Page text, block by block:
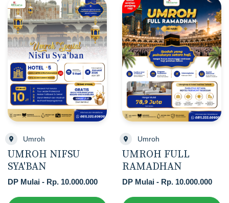
Umroh
UMROH NIFSU
SYA'BAN
DP Mulai - Rp. 10.000.000
Umroh
UMROH FULL
RAMADHAN
DP Mulai - Rp. 10.000.000